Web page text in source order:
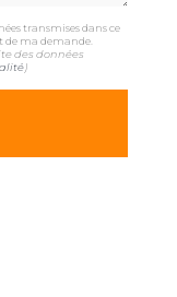
transmises dans ce
ma demande.
des données
)